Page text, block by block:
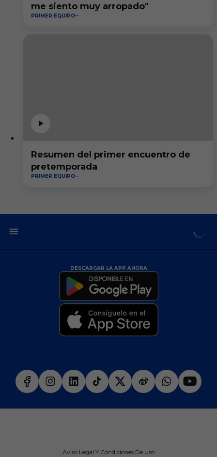
me siento muy arropado"
PRIMER EQUIPO
Resumen del primer encuentro de
pretemporada
PRIMER EQUIPO
DESCARGAR LA APP AHORA
Aviso Legal Y Condiciones De Uso